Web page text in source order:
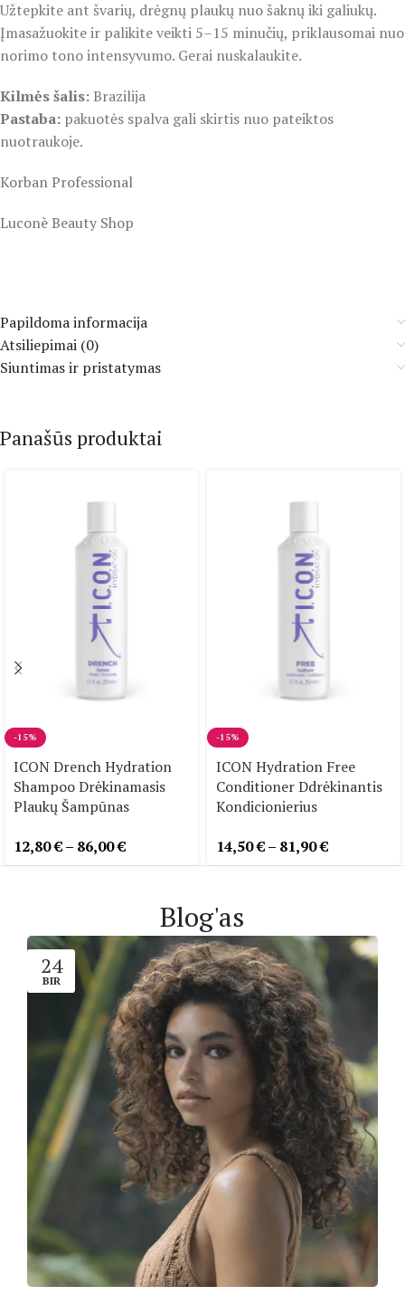
Užtepkite ant švarių, drėgnų plaukų nuo šaknų iki galiukų.
Įmasažuokite ir palikite veikti 5–15 minučių, priklausomai nuo
norimo tono intensyvumo. Gerai nuskalaukite.
Kilmės šalis: Brazilija
Pastaba: pakuotės spalva gali skirtis nuo pateiktos
nuotraukoje.
Korban Professional
Luconè Beauty Shop
Papildoma informacija
Atsiliepimai (0)
Siuntimas ir pristatymas
Panašūs produktai
-15%
ICON Drench Hydration
Shampoo Drėkinamasis
Plaukų Šampūnas
12,80€– 86,00€
-15%
ICON Hydration Free
Conditioner Ddrėkinantis
Kondicionierius
14,50€– 81,90€
Blog'as
24
BIR